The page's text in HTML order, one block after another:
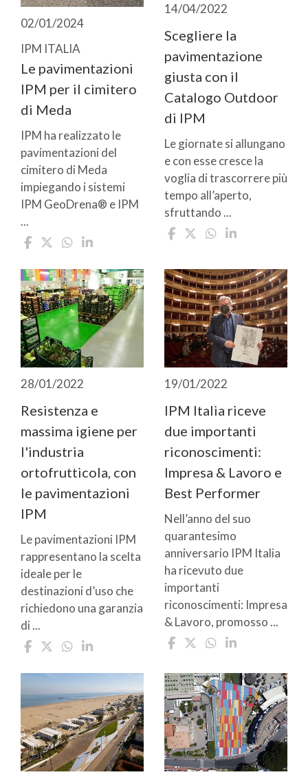
02/01/2024
IPM ITALIA
Le pavimentazioni
IPM per il cimitero
di Meda
IPM ha realizzato le
pavimentazioni del
cimitero di Meda
impiegando i sistemi
IPM GeoDrena® e IPM
...
14/04/2022
Scegliere la
pavimentazione
giusta con il
Catalogo Outdoor
di IPM
Le giornate si allungano
e con esse cresce la
voglia di trascorrere più
tempo all’aperto,
sfruttando ...
28/01/2022
Resistenza e
massima igiene per
l'industria
ortofrutticola, con
le pavimentazioni
IPM
Le pavimentazioni IPM
rappresentano la scelta
ideale per le
destinazioni d’uso che
richiedono una garanzia
di ...
19/01/2022
IPM Italia riceve
due importanti
riconoscimenti:
Impresa & Lavoro e
Best Performer
Nell’anno del suo
quarantesimo
anniversario IPM Italia
ha ricevuto due
importanti
riconoscimenti: Impresa
& Lavoro, promosso ...